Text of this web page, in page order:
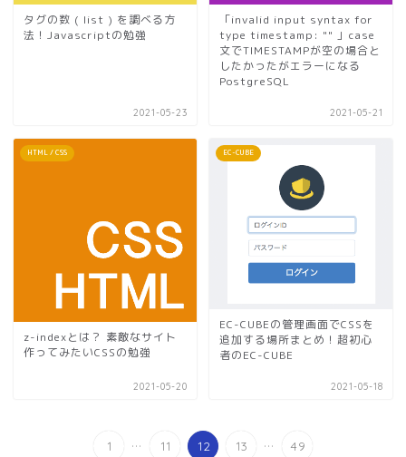
タグの数 ( list ) を調べる方
法！Javascriptの勉強
2021-05-23
「invalid input syntax for
type timestamp: "" 」case
文でTIMESTAMPが空の場合と
したかったがエラーになる
PostgreSQL
2021-05-21
HTML / CSS
z-indexとは？ 素敵なサイト
作ってみたいCSSの勉強
2021-05-20
EC-CUBE
EC-CUBEの管理画面でCSSを
追加する場所まとめ！超初心
者のEC-CUBE
2021-05-18
1 ... 11 12 13 ... 49